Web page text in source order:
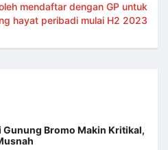
mendaftar dengan GP untuk
hayat peribadi mulai H2 2023
Gunung Bromo Makin Kritikal,